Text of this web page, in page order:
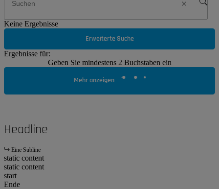
Keine Ergebnisse
Erweiterte Suche
Ergebnisse für:
Geben Sie mindestens 2 Buchstaben ein
Mehr anzeigen
Headline
Eine Subline
static content
static content
start
Ende